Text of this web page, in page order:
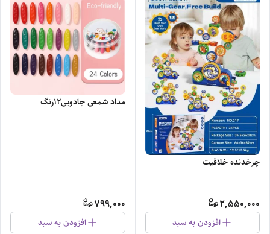
چرخدنده خلاقیت
2,550,000
افزودن به سبد
مداد شمعی جادویی۱۲رنگ
799,000
افزودن به سبد